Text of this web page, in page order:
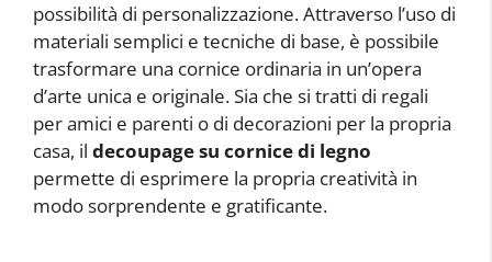
possibilità di personalizzazione. Attraverso l’uso di
materiali semplici e tecniche di base, è possibile
trasformare una cornice ordinaria in un’opera
d’arte unica e originale. Sia che si tratti di regali
per amici e parenti o di decorazioni per la propria
casa, il decoupage su cornice di legno
permette di esprimere la propria creatività in
modo sorprendente e gratificante.